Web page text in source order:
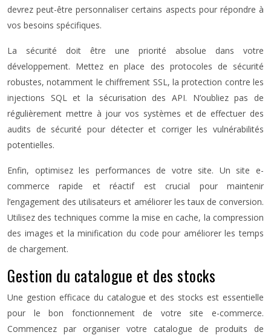
devrez peut-être personnaliser certains aspects pour répondre à
vos besoins spécifiques.
La sécurité doit être une priorité absolue dans votre
développement. Mettez en place des protocoles de sécurité
robustes, notamment le chiffrement SSL, la protection contre les
injections SQL et la sécurisation des API. N’oubliez pas de
régulièrement mettre à jour vos systèmes et de effectuer des
audits de sécurité pour détecter et corriger les vulnérabilités
potentielles.
Enfin, optimisez les performances de votre site. Un site e-
commerce rapide et réactif est crucial pour maintenir
l’engagement des utilisateurs et améliorer les taux de conversion.
Utilisez des techniques comme la mise en cache, la compression
des images et la minification du code pour améliorer les temps
de chargement.
Gestion du catalogue et des stocks
Une gestion efficace du catalogue et des stocks est essentielle
pour le bon fonctionnement de votre site e-commerce.
Commencez par organiser votre catalogue de produits de